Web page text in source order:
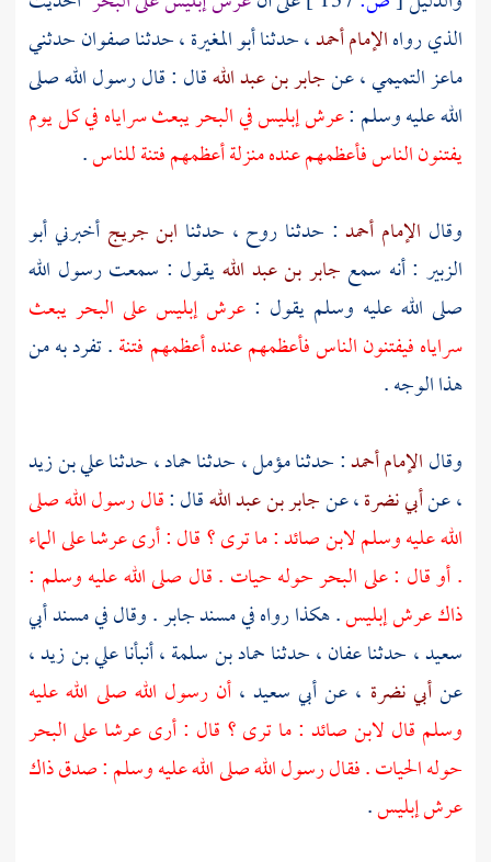
الذي رواهالإمام أحمد، حدثناأبو المغيرة، حدثناصفوانحدثني
ماعز التميمي، عنجابر بن عبد اللهقال : قال رسول الله صلى
الله عليه وسلم :عرش إبليس في البحر يبعث سراياه في كل يوم
يفتنون الناس فأعظمهم عنده منزلة أعظمهم فتنة للناس.
وقال الإمام أحمد : حدثنا روح ، حدثنا ابن جريجأخبرنيأبو
الزبير : أنه سمع جابر بن عبد اللهيقول : سمعت رسول الله
صلى الله عليه وسلم يقول : عرش إبليس على البحر يبعث
سراياه فيفتنون الناس فأعظمهم عنده أعظمهم فتنة. تفرد به من
هذا الوجه .
وقالالإمام أحمد: حدثنامؤمل، حدثناحماد، حدثناعلي بن زيد
، عنأبي نضرة، عنجابر بن عبد اللهقال :قال رسول الله صلى
الله عليه وسلملابن صائد: ما ترى ؟ قال : أرى عرشا على الماء
. أو قال : على البحر حوله حيات . قال صلى الله عليه وسلم :
ذاك عرش إبليس. هكذا رواه في مسندجابر. وقال في مسندأبي
سعيد، حدثناعفان، حدثناحماد بن سلمة، أنبأناعلي بن زيد،
عنأبي نضرة ، عنأبي سعيد ،أن رسول الله صلى الله عليه
وسلم قال لابن صائد : ما ترى ؟ قال : أرى عرشا على البحر
حوله الحيات . فقال رسول الله صلى الله عليه وسلم : صدق ذاك
عرش إبليس.